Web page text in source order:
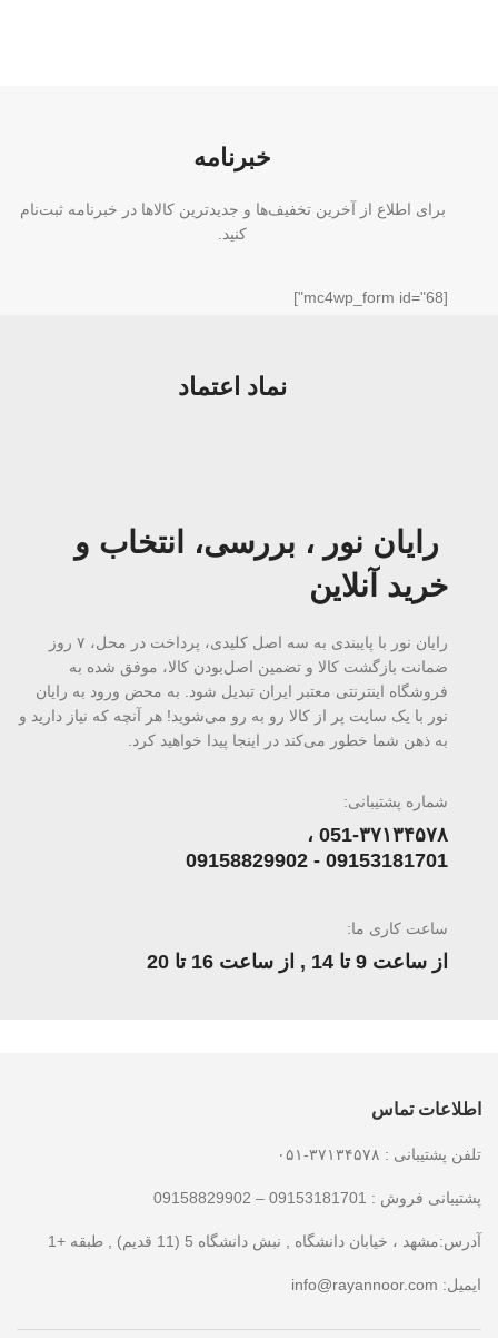
خبرنامه
برای اطلاع از آخرین تخفیف‌ها و جدیدترین کالاها در خبرنامه ثبت‌نام
کنید.
[mc4wp_form id="68"]
نماد اعتماد
رایان نور ، بررسی، انتخاب و
خرید آنلاین
رایان نور با پایبندی به سه اصل کلیدی، پرداخت در محل، ۷ روز
ضمانت بازگشت کالا و تضمین اصل‌بودن کالا، موفق شده به
فروشگاه اینترنتی معتبر ایران تبدیل شود. به محض ورود به رایان
نور با یک سایت پر از کالا رو به رو می‌شوید! هر آنچه که نیاز دارید و
به ذهن شما خطور می‌کند در اینجا پیدا خواهید کرد.
شماره پشتیبانی:
051-۳۷۱۳۴۵۷۸ ،
09153181701 - 09158829902
ساعت کاری ما:
از ساعت 9 تا 14 , از ساعت 16 تا 20
اطلاعات تماس
تلفن پشتیبانی : ۳۷۱۳۴۵۷۸-۰۵۱
پشتیبانی فروش : 09153181701 – 09158829902
آدرس:مشهد ، خیابان دانشگاه , نبش دانشگاه 5 (11 قدیم) , طبقه +1
ایمیل: info@rayannoor.com